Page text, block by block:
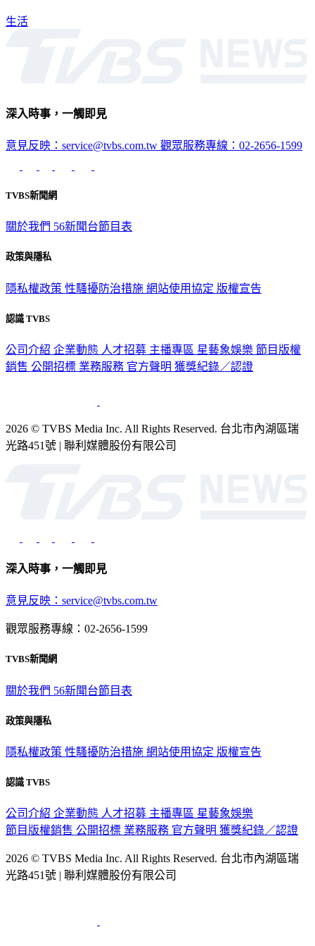
生活
深入時事，一觸即見
意見反映：service@tvbs.com.tw 觀眾服務專線：02-2656-1599
TVBS新聞網
關於我們 56新聞台節目表
政策與隱私
隱私權政策 性騷擾防治措施 網站使用協定 版權宣告
認識 TVBS
公司介紹 企業動態 人才招募 主播專區 星藝象娛樂 節目版權
銷售 公開招標 業務服務 官方聲明 獲獎紀錄／認證
2026 © TVBS Media Inc. All Rights Reserved. 台北市內湖區瑞
光路451號 | 聯利媒體股份有限公司
深入時事，一觸即見
意見反映：service@tvbs.com.tw
觀眾服務專線：02-2656-1599
TVBS新聞網
關於我們 56新聞台節目表
政策與隱私
隱私權政策 性騷擾防治措施 網站使用協定 版權宣告
認識 TVBS
公司介紹 企業動態 人才招募 主播專區 星藝象娛樂
節目版權銷售 公開招標 業務服務 官方聲明 獲獎紀錄／認證
2026 © TVBS Media Inc. All Rights Reserved. 台北市內湖區瑞
光路451號 | 聯利媒體股份有限公司